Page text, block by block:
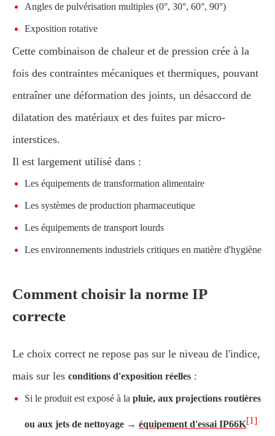
Angles de pulvérisation multiples (0°, 30°, 60°, 90°)
Exposition rotative
Cette combinaison de chaleur et de pression crée à la
fois des contraintes mécaniques et thermiques, pouvant
entraîner une déformation des joints, un désaccord de
dilatation des matériaux et des fuites par micro-
interstices.
Il est largement utilisé dans :
Les équipements de transformation alimentaire
Les systèmes de production pharmaceutique
Les équipements de transport lourds
Les environnements industriels critiques en matière d'hygiène
Comment choisir la norme IP
correcte
Le choix correct ne repose pas sur le niveau de l'indice,
mais sur les conditions d'exposition réelles :
Si le produit est exposé à la pluie, aux projections routières
ou aux jets de nettoyage → équipement d'essai IP66K[1]